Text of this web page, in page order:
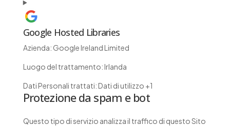
Google Hosted Libraries
Azienda: Google Ireland Limited
Luogo del trattamento:Irlanda
Dati Personali trattati:Dati di utilizzo +1
Protezione da spam e bot
Questo tipo di servizio analizza il traffico di questo Sito